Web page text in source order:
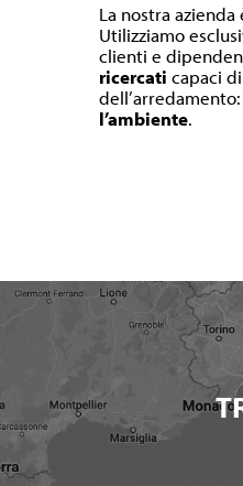
La nostra
Utilizziamo
clienti e
ricercati capaci
l’ambiente.